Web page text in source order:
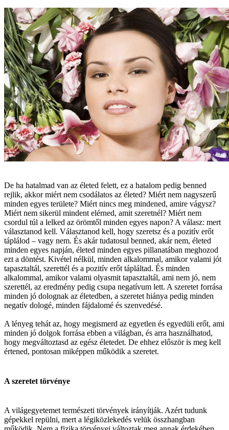
De ha hatalmad van az életed felett, ez a hatalom pedig benned
rejlik, akkor miért nem csodálatos az életed? Miért nem nagyszerű
minden egyes területe? Miért nincs meg mindened, amire vágysz?
Miért nem sikerül mindent elérned, amit szeretnél? Miért nem
csordul túl a lelked az örömtől minden egyes napon? A válasz: mert
választanod kell. Választanod kell, hogy szeretsz és a pozitív erőt
táplálod – vagy nem. És akár tudatosul benned, akár nem, életed
minden egyes napján, életed minden egyes pillanatában meghozod
ezt a döntést. Kivétel nélkül, minden alkalommal, amikor valami jót
tapasztaltál, szerettél és a pozitív erőt tápláltad. És minden
alkalommal, amikor valami olyasmit tapasztaltál, ami nem jó, nem
szerettél, az eredmény pedig csupa negatívum lett. A szeretet forrása
minden jó dolognak az életedben, a szeretet hiánya pedig minden
negatív dologé, minden fájdalomé és szenvedésé.
A lényeg tehát az, hogy megismerd az egyetlen és egyedüli erőt, ami
minden jó dolgok forrása ebben a világban, és arra használhatod,
hogy megváltoztasd az egész életedet. De ehhez először is meg kell
értened, pontosan miképpen működik a szeretet.
A szeretet törvénye
A világegyetemet természeti törvények irányítják. Azért tudunk
gépekkel repülni, mert a légiközlekedés velük összhangban